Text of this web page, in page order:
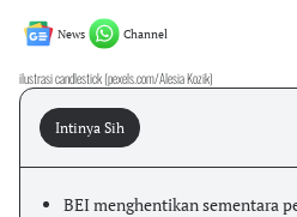
News Channel
ilustrasi candlestick (pexels.com/Alesia Kozik)
Intinya Sih
BEI menghentikan sementara